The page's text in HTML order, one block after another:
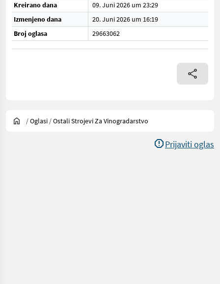
Kreirano dana
09. Juni 2026 um 23:29
Izmenjeno dana
20. Juni 2026 um 16:19
Broj oglasa
29663062
/Oglasi /Ostali Strojevi Za Vinogradarstvo
Prijaviti oglas